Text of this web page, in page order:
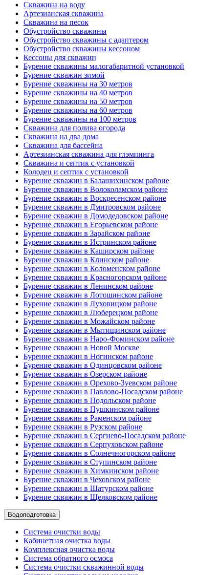
Скважина на воду
Артезианская скважина
Скважина на песок
Обустройство скважины
Обустройство скважины с адаптером
Обустройство скважины кессоном
Кессоны для скважин
Бурение скважины малогабаритной установкой
Бурение скважин зимой
Бурение скважины на 30 метров
Бурение скважины на 40 метров
Бурение скважины на 50 метров
Бурение скважины на 60 метров
Бурение скважины на 100 метров
Скважина для полива огорода
Скважина на два дома
Скважина для бассейна
Артезианская скважина для глэмпинга
Скважина и септик с установкой
Колодец и септик с установкой
Бурение скважин в Балашихинском районе
Бурение скважин в Волоколамском районе
Бурение скважин в Воскресенском районе
Бурение скважин в Дмитровском районе
Бурение скважин в Домодедовском районе
Бурение скважин в Егорьевском районе
Бурение скважин в Зарайском районе
Бурение скважин в Истринском районе
Бурение скважин в Каширском районе
Бурение скважин в Клинском районе
Бурение скважин в Коломенском районе
Бурение скважин в Красногорском районе
Бурение скважин в Ленинском районе
Бурение скважин в Лотошинском районе
Бурение скважин в Луховицком районе
Бурение скважин в Люберецком районе
Бурение скважин в Можайском районе
Бурение скважин в Мытищинском районе
Бурение скважин в Наро-Фоминском районе
Бурение скважин в Новой Москве
Бурение скважин в Ногинском районе
Бурение скважин в Одинцовском районе
Бурение скважин в Озерском районе
Бурение скважин в Орехово-Зуевском районе
Бурение скважин в Павлово-Посадском районе
Бурение скважин в Подольском районе
Бурение скважин в Пушкинском районе
Бурение скважин в Раменском районе
Бурение скважин в Рузском районе
Бурение скважин в Сергиево-Посадском районе
Бурение скважин в Серпуховском районе
Бурение скважин в Солнечногорском районе
Бурение скважин в Ступинском районе
Бурение скважин в Химкинском районе
Бурение скважин в Чеховском районе
Бурение скважин в Шатурском районе
Бурение скважин в Щелковском районе
Водоподготовка
Система очистки воды
Кабинетная очистка воды
Комплексная очистка воды
Система обратного осмоса
Система очистки скважинной воды